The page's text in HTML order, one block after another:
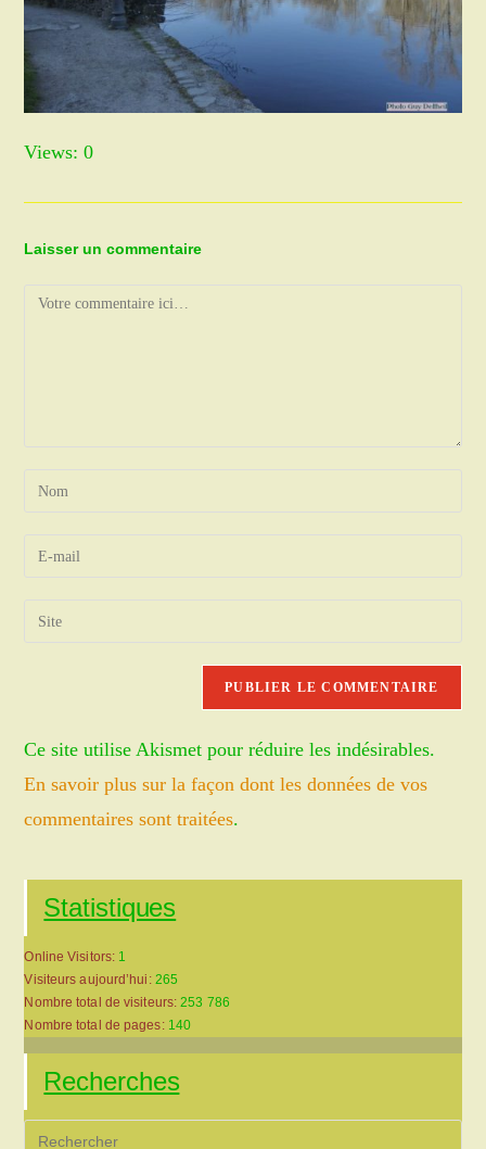
Views: 0
Laisser un commentaire
Comment
Enter
Enter
address
Saisir
(facultatif)
Ce site utilise Akismet pour réduire les indésirables.
En savoir plus sur la façon dont les données de vos
commentaires sont traitées.
Statistiques
Online Visitors: 1
Visiteurs aujourd’hui: 265
Nombre total de visiteurs:253 786
Nombre total de pages: 140
Recherches